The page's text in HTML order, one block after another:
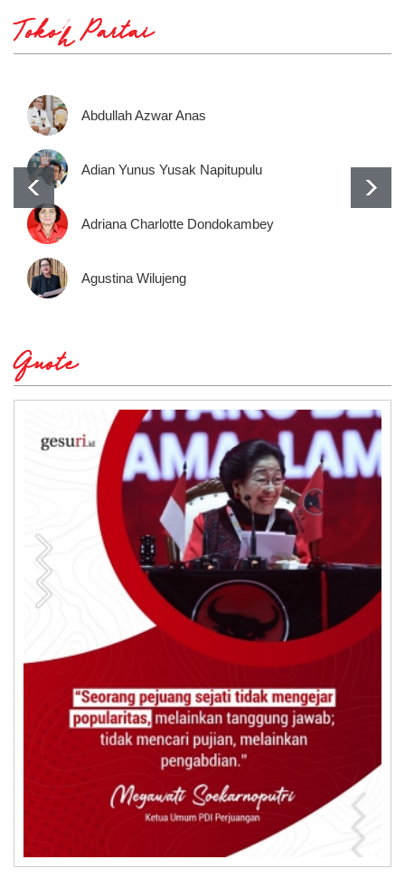
Tokoh Partai
Abdullah Azwar Anas
Adian Yunus Yusak Napitupulu
Adriana Charlotte Dondokambey
Agustina Wilujeng
Quote